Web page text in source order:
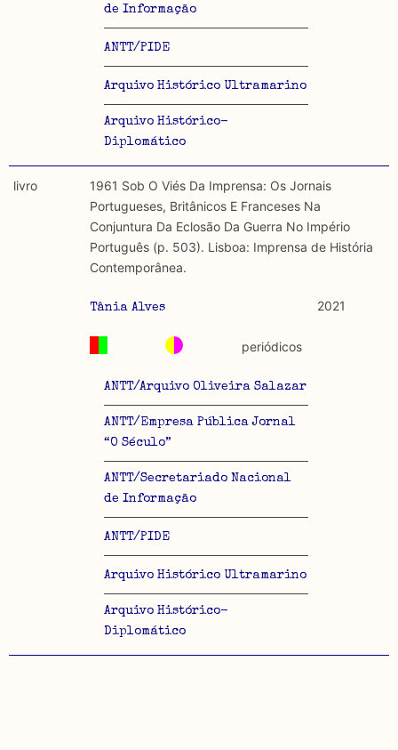
de Informação
ANTT/PIDE
Arquivo Histórico Ultramarino
Arquivo Histórico-
Diplomático
livro
1961 Sob O Viés Da Imprensa: Os Jornais
Portugueses, Britânicos E Franceses Na
Conjuntura Da Eclosão Da Guerra No Império
Português (p. 503). Lisboa: Imprensa de História
Contemporânea.
Tânia Alves 2021
ANTT/Arquivo Oliveira Salazar
ANTT/Empresa Pública Jornal
“O Século”
ANTT/Secretariado Nacional
de Informação
ANTT/PIDE
Arquivo Histórico Ultramarino
Arquivo Histórico-
Diplomático
periódicos